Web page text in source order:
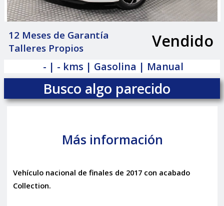
12 Meses de Garantía
Talleres Propios
Vendido
- | - kms | Gasolina | Manual
Busco algo parecido
Más información
Vehículo nacional de finales de 2017 con acabado
Collection.